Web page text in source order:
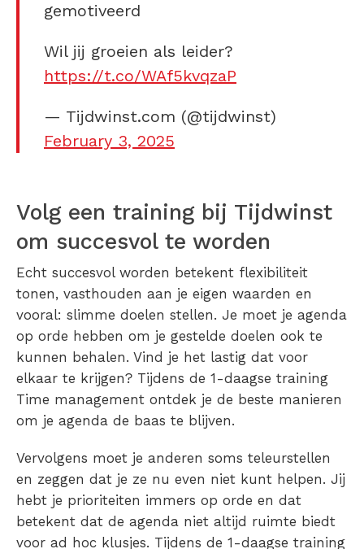
gemotiveerd
Wil jij groeien als leider?
https://t.co/WAf5kvqzaP
— Tijdwinst.com (@tijdwinst)
February 3, 2025
Volg een training bij Tijdwinst
om succesvol te worden
Echt succesvol worden betekent flexibiliteit
tonen, vasthouden aan je eigen waarden en
vooral: slimme doelen stellen. Je moet je agenda
op orde hebben om je gestelde doelen ook te
kunnen behalen. Vind je het lastig dat voor
elkaar te krijgen? Tijdens de 1-daagse training
Time management ontdek je de beste manieren
om je agenda de baas te blijven.
Vervolgens moet je anderen soms teleurstellen
en zeggen dat je ze nu even niet kunt helpen. Jij
hebt je prioriteiten immers op orde en dat
betekent dat de agenda niet altijd ruimte biedt
voor ad hoc klusjes. Tijdens de 1-daagse training